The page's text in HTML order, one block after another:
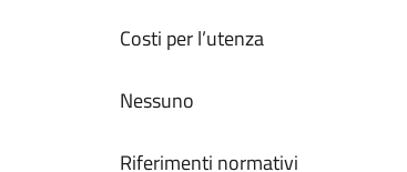
Costi per l’utenza
Nessuno
Riferimenti normativi